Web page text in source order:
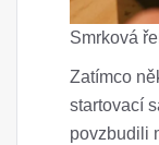
Smrková
Zatímco
startovací
povzbudili